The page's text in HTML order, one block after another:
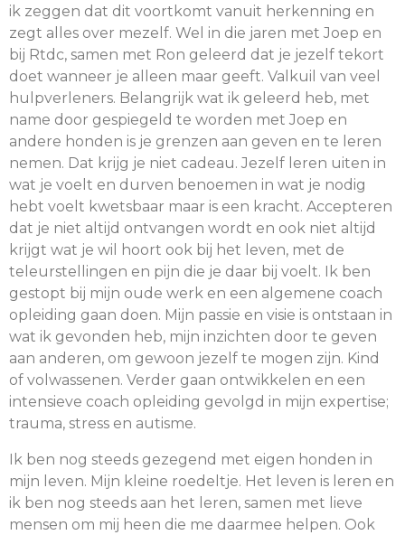
ik zeggen dat dit voortkomt vanuit herkenning en
zegt alles over mezelf. Wel in die jaren met Joep en
bij Rtdc, samen met Ron geleerd dat je jezelf tekort
doet wanneer je alleen maar geeft. Valkuil van veel
hulpverleners. Belangrijk wat ik geleerd heb, met
name door gespiegeld te worden met Joep en
andere honden is je grenzen aan geven en te leren
nemen. Dat krijg je niet cadeau. Jezelf leren uiten in
wat je voelt en durven benoemen in wat je nodig
hebt voelt kwetsbaar maar is een kracht. Accepteren
dat je niet altijd ontvangen wordt en ook niet altijd
krijgt wat je wil hoort ook bij het leven, met de
teleurstellingen en pijn die je daar bij voelt. Ik ben
gestopt bij mijn oude werk en een algemene coach
opleiding gaan doen. Mijn passie en visie is ontstaan in
wat ik gevonden heb, mijn inzichten door te geven
aan anderen, om gewoon jezelf te mogen zijn. Kind
of volwassenen. Verder gaan ontwikkelen en een
intensieve coach opleiding gevolgd in mijn expertise;
trauma, stress en autisme.
Ik ben nog steeds gezegend met eigen honden in
mijn leven. Mijn kleine roedeltje. Het leven is leren en
ik ben nog steeds aan het leren, samen met lieve
mensen om mij heen die me daarmee helpen. Ook